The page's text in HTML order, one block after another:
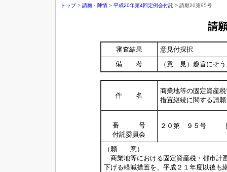
トップ> 請願・陳情 > 平成20年第4回定例会付託 > 請願20第95号
請
審査結果
意見付採択
備 考
（意 見）趣旨にそ
件 名
商業地等の固定資産
措置継続に関する請願
番 号
付託委員会
２０第 ９５号
（願 意）
商業地等における固定資産税・都市計
下げる軽減措置を、平成２１年度以後も